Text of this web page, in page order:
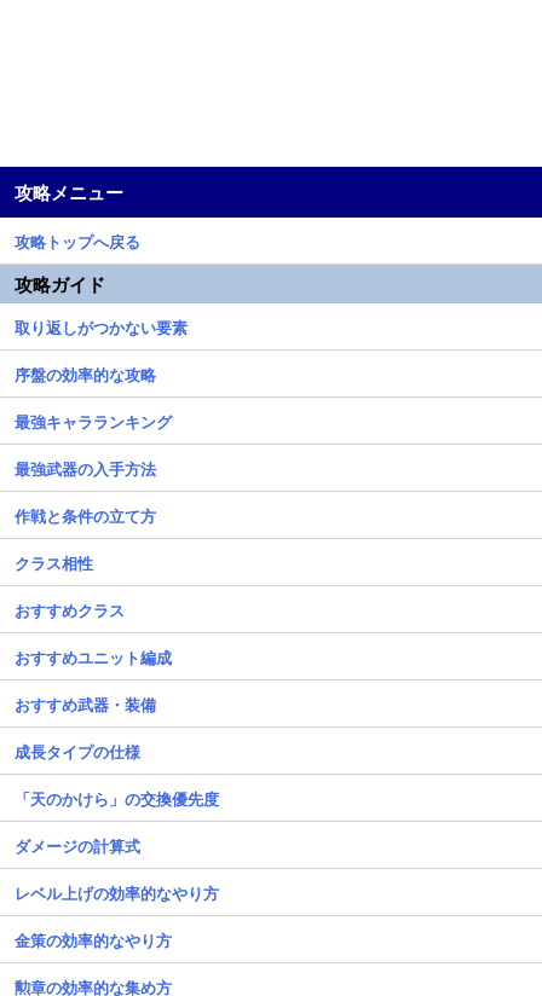
攻略メニュー
攻略トップへ戻る
攻略ガイド
取り返しがつかない要素
序盤の効率的な攻略
最強キャラランキング
最強武器の入手方法
作戦と条件の立て方
クラス相性
おすすめクラス
おすすめユニット編成
おすすめ武器・装備
成長タイプの仕様
「天のかけら」の交換優先度
ダメージの計算式
レベル上げの効率的なやり方
金策の効率的なやり方
勲章の効率的な集め方